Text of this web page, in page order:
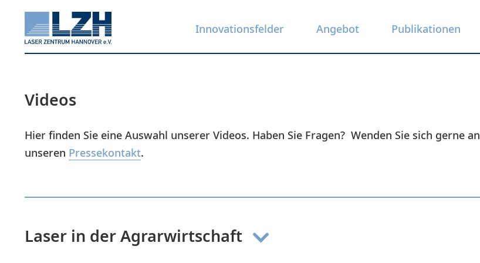
Direkt
Inhalt
Innovationsfelder Angebot Publikationen
Videos
Hier finden Sie eine Auswahl unserer Videos. Haben Sie Fragen? Wenden Sie sich gerne an
unseren Pressekontakt.
Laser in der Agrarwirtschaft